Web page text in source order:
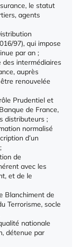
le statut
agents
97), qui impose
par an ;
des intermédiaires
auprès
renouvelée
Prudentiel et
de France,
distributeurs ;
normalisé
d’un
de
avec les
et de le
Blanchiment de
Terrorisme, socle
nationale
détenue par